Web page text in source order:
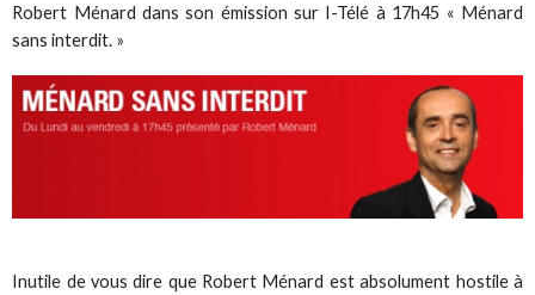
Robert Ménard dans son émission sur I-Télé à 17h45 « Ménard
sans interdit. »
Inutile de vous dire que Robert Ménard est absolument hostile à